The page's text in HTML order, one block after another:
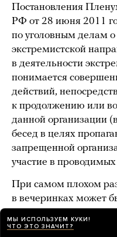
Постановления
РФ от 28 июня 2011
по уголовным делам о
экстремистской
в деятельности
понимается
действий,
к продолжению или
данной организации
бесед в целях
запрещенной
участие в
При самом плохом
в вечеринках может
именно как участие в
экстремистской
МЫ ИСПОЛЬЗУЕМ КУКИ!
ЧТО ЭТО ЗНАЧИТ?